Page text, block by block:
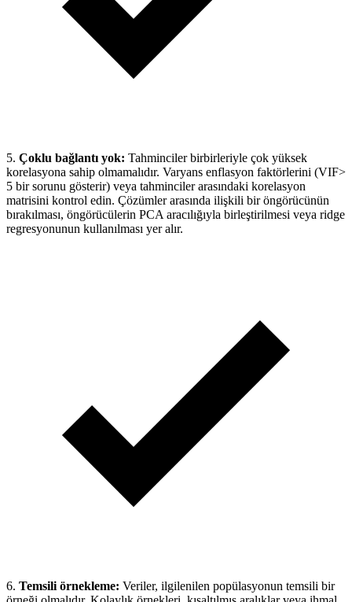
5. Çoklu bağlantı yok: Tahminciler birbirleriyle çok yüksek
korelasyona sahip olmamalıdır. Varyans enflasyon faktörlerini (VIF>
5 bir sorunu gösterir) veya tahminciler arasındaki korelasyon
matrisini kontrol edin. Çözümler arasında ilişkili bir öngörücünün
bırakılması, öngörücülerin PCA aracılığıyla birleştirilmesi veya ridge
regresyonunun kullanılması yer alır.
6. Temsili örnekleme: Veriler, ilgilenilen popülasyonun temsili bir